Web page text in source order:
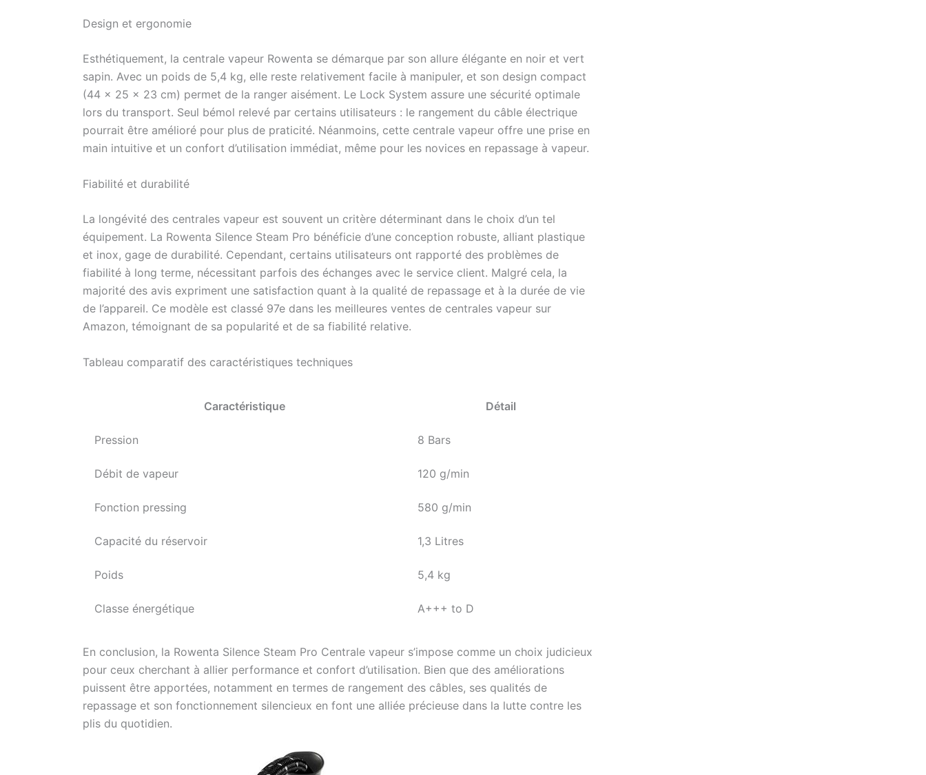
Design et ergonomie
Esthétiquement, la centrale vapeur Rowenta se démarque par son allure élégante en noir et vert
sapin. Avec un poids de 5,4 kg, elle reste relativement facile à manipuler, et son design compact
(44 x 25 x 23 cm) permet de la ranger aisément. Le Lock System assure une sécurité optimale
lors du transport. Seul bémol relevé par certains utilisateurs : le rangement du câble électrique
pourrait être amélioré pour plus de praticité. Néanmoins, cette centrale vapeur offre une prise en
main intuitive et un confort d’utilisation immédiat, même pour les novices en repassage à vapeur.
Fiabilité et durabilité
La longévité des centrales vapeur est souvent un critère déterminant dans le choix d’un tel
équipement. La Rowenta Silence Steam Pro bénéficie d’une conception robuste, alliant plastique
et inox, gage de durabilité. Cependant, certains utilisateurs ont rapporté des problèmes de
fiabilité à long terme, nécessitant parfois des échanges avec le service client. Malgré cela, la
majorité des avis expriment une satisfaction quant à la qualité de repassage et à la durée de vie
de l’appareil. Ce modèle est classé 97e dans les meilleures ventes de centrales vapeur sur
Amazon, témoignant de sa popularité et de sa fiabilité relative.
Tableau comparatif des caractéristiques techniques
Caractéristique Détail
Pression 8 Bars
Débit de vapeur 120 g/min
Fonction pressing 580 g/min
Capacité du réservoir 1,3 Litres
Poids 5,4 kg
Classe énergétique A+++ to D
En conclusion, la Rowenta Silence Steam Pro Centrale vapeur s’impose comme un choix judicieux
pour ceux cherchant à allier performance et confort d’utilisation. Bien que des améliorations
puissent être apportées, notamment en termes de rangement des câbles, ses qualités de
repassage et son fonctionnement silencieux en font une alliée précieuse dans la lutte contre les
plis du quotidien.